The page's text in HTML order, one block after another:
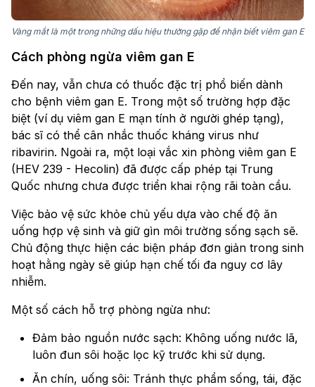
Vàng mắt là một trong những dấu hiệu thường gặp để nhận biết viêm gan E
Cách phòng ngừa viêm gan E
Đến nay, vẫn chưa có thuốc đặc trị phổ biến dành
cho bệnh viêm gan E. Trong một số trường hợp đặc
biệt (ví dụ viêm gan E mạn tính ở người ghép tạng),
bác sĩ có thể cân nhắc thuốc kháng virus như
ribavirin. Ngoài ra, một loại vắc xin phòng viêm gan E
(HEV 239 - Hecolin) đã được cấp phép tại Trung
Quốc nhưng chưa được triển khai rộng rãi toàn cầu.
Việc bảo vệ sức khỏe chủ yếu dựa vào chế độ ăn
uống hợp vệ sinh và giữ gìn môi trường sống sạch sẽ.
Chủ động thực hiện các biện pháp đơn giản trong sinh
hoạt hằng ngày sẽ giúp hạn chế tối đa nguy cơ lây
nhiễm.
Một số cách hỗ trợ phòng ngừa như:
Đảm bảo nguồn nước sạch: Không uống nước lã,
luôn đun sôi hoặc lọc kỹ trước khi sử dụng.
Ăn chín, uống sôi: Tránh thực phẩm sống, tái, đặc